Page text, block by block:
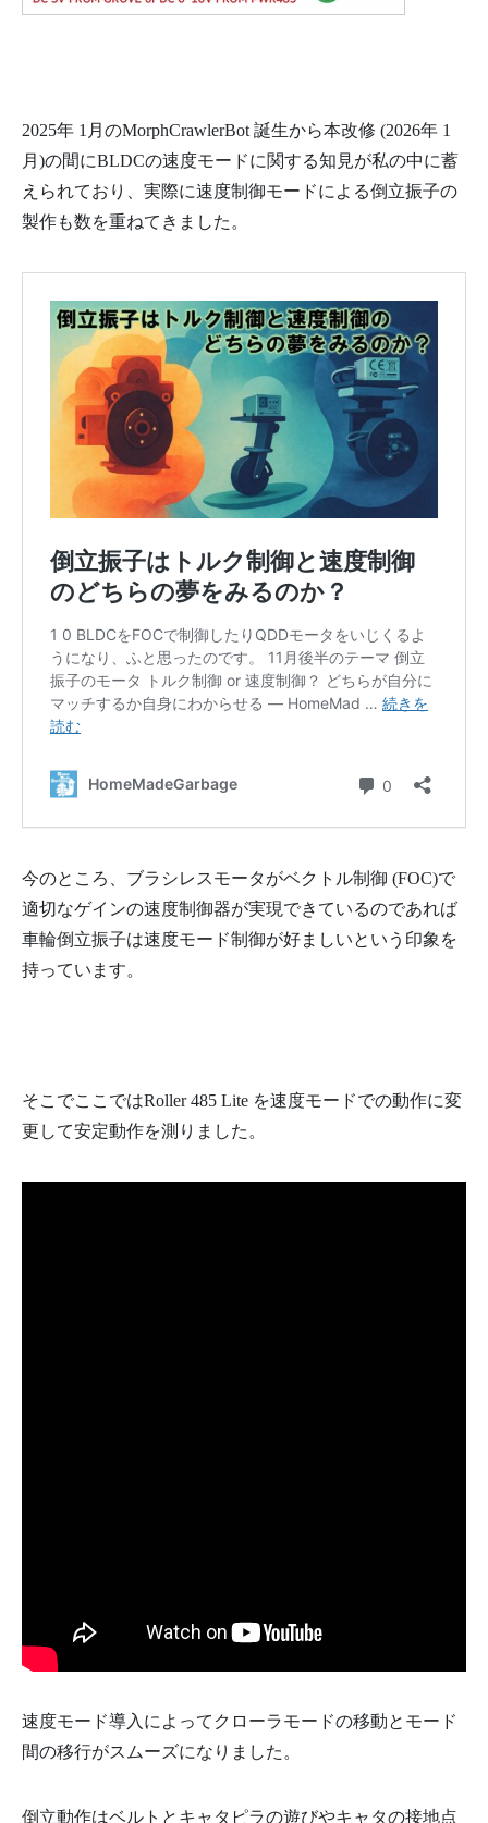
2025年 1月のMorphCrawlerBot 誕生から本改修 (2026年 1
月)の間にBLDCの速度モードに関する知見が私の中に蓄
えられており、実際に速度制御モードによる倒立振子の
製作も数を重ねてきました。
今のところ、ブラシレスモータがベクトル制御 (FOC)で
適切なゲインの速度制御器が実現できているのであれば
車輪倒立振子は速度モード制御が好ましいという印象を
持っています。
そこでここではRoller 485 Lite を速度モードでの動作に変
更して安定動作を測りました。
速度モード導入によってクローラモードの移動とモード
間の移行がスムーズになりました。
倒立動作はベルトとキャタピラの遊びやキャタの接地点